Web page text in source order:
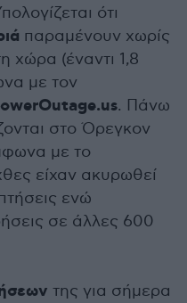
ότι
παραμένουν χωρίς
χώρα (έναντι 1,8
με τον
. Πάνω
στο Όρεγκον
με το
είχαν ακυρωθεί
ενώ
σε άλλες 600
της για σήμερα